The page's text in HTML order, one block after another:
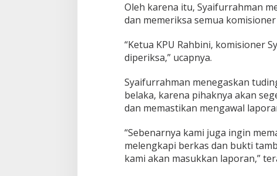
Oleh karena itu, Syaifurrahman
dan memeriksa semua komisioner
“Ketua KPU Rahbini, komisioner
diperiksa,” ucapnya.
Syaifurrahman menegaskan
belaka, karena pihaknya akan
dan memastikan mengawal
“Sebenarnya kami juga ingin
melengkapi berkas dan bukti
kami akan masukkan laporan,”